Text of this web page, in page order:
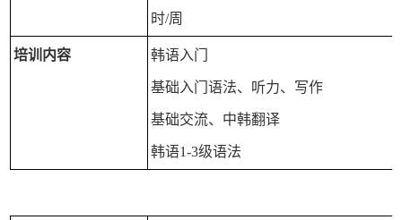
时/周
培训内容 韩语入门
基础入门语法、听力、写作
基础交流、中韩翻译
韩语1-3级语法